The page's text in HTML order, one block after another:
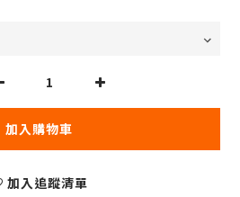
加入購物車
加入追蹤清單